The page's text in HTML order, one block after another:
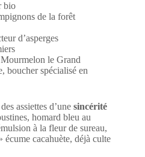
bio
de la forêt
d’asperges
le Grand
boucher spécialisé en
assiettes d’une sincérité
homard bleu au
à la fleur de sureau,
écume cacahuète, déjà culte